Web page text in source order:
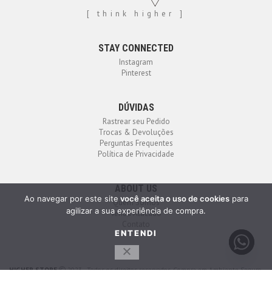
[ think higher ]
STAY CONNECTED
Instagram
Pinterest
DÚVIDAS
Rastrear seu Pedido
Trocas & Devoluções
Perguntas Frequentes
Política de Privacidade
ABOUT US
Quem Somos
Venda Atacado
HIGHER STORE 2023 - Todos os direitos reservados. Compra em Ambiente Seguro.
Ao navegar por este site você aceita o uso de cookiespara
agilizar a sua experiência de compra.
ENTENDI